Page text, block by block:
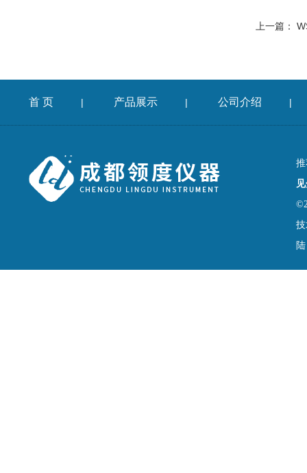
上一篇：
首 页 | 产品展示 | 公司介绍 |
陆